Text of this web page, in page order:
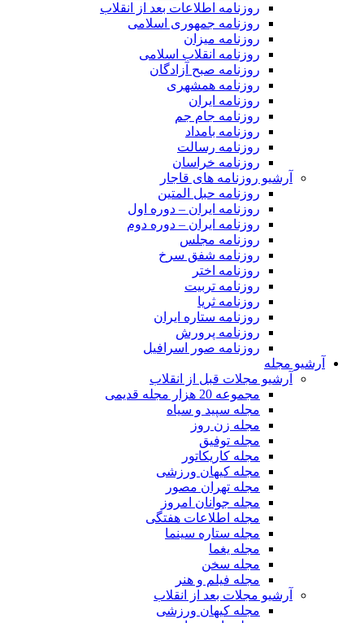
روزنامه اطلاعات بعد از انقلاب
روزنامه جمهوری اسلامی
روزنامه میزان
روزنامه انقلاب اسلامی
روزنامه صبح آزادگان
روزنامه همشهری
روزنامه ایران
روزنامه جام جم
روزنامه بامداد
روزنامه رسالت
روزنامه خراسان
آرشیو روزنامه های قاجار
روزنامه حبل المتین
روزنامه ایران – دوره اول
روزنامه ایران – دوره دوم
روزنامه مجلس
روزنامه شفق سرخ
روزنامه اختر
روزنامه تربیت
روزنامه ثریا
روزنامه ستاره ایران
روزنامه پرورش
روزنامه صور اسرافیل
آرشیو مجله
آرشیو مجلات قبل از انقلاب
مجموعه 20 هزار مجله قدیمی
مجله سپید و سیاه
مجله زن روز
مجله توفیق
مجله کاریکاتور
مجله کیهان ورزشی
مجله تهران مصور
مجله جوانان امروز
مجله اطلاعات هفتگی
مجله ستاره سینما
مجله یغما
مجله سخن
مجله فیلم و هنر
آرشیو مجلات بعد از انقلاب
مجله کیهان ورزشی